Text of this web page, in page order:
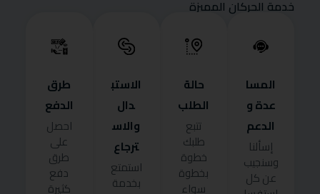
خدمة الحركان المميزة
المسا
عدة و
الدعم
إسألنا
وسنجيب
عن كل
حالة
الطلب
تتبع
طلبك
خطوة
بخطوة
سواء
الاستب
دال
والاس
ترجاع
استمتع
بخدمة
طرق
الدفع
احصل
على
طرق
دفع
كثيرة